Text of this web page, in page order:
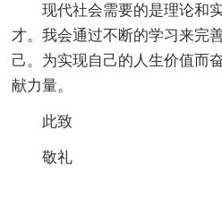
现代社会需要的是理论和
才。我会通过不断的学习来完
己。为实现自己的人生价值而
献力量。
此致
敬礼